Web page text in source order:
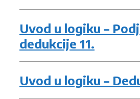
Uvod u logiku –
dedukcije 11.
Uvod u logiku –